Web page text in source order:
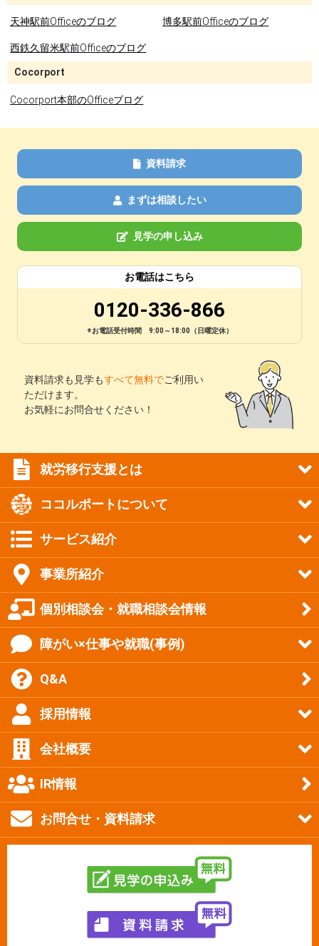
天神駅前Officeのブログ 博多駅前Officeのブログ
西鉄久留米駅前Officeのブログ
Cocorport
Cocorport本部のOfficeブログ
資料請求
まずは相談したい
見学の申し込み
お電話はこちら
0120-336-866
※お電話受付時間 9:00～18:00（日曜定休）
資料請求も見学もすべて無料でご利用い
ただけます。
お気軽にお問合せください！
就労移行支援とは
ココルポートについて
サービス紹介
事業所紹介
個別相談会・就職相談会情報
障がい×仕事や就職(事例)
Q&A
採用情報
会社概要
IR情報
お問合せ・資料請求